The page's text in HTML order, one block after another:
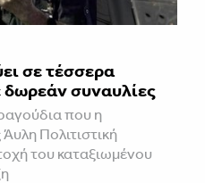
σε τέσσερα
συναυλίες
που η
Πολιτιστική
του καταξιωμένου